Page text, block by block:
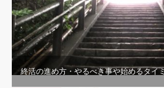
終活の進め方・やるべき事や始めるタイ